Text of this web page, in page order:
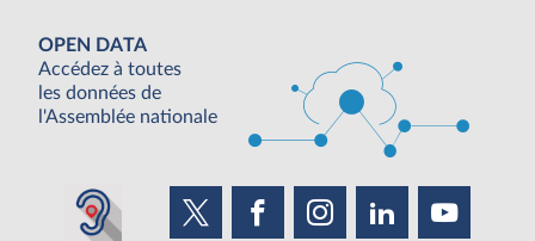
OPEN DATA
Accédez à toutes
les données de
l'Assemblée nationale